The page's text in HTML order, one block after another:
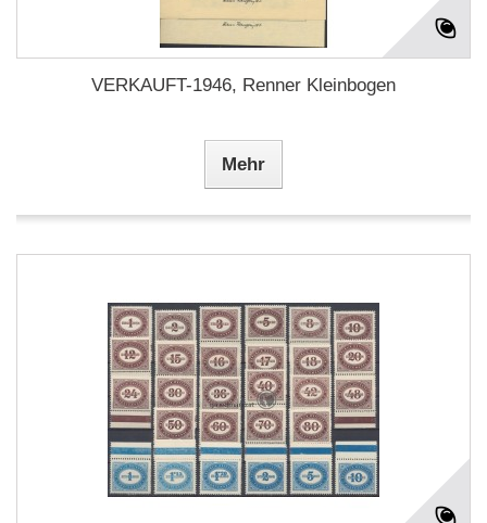
VERKAUFT-1946, Renner Kleinbogen
Mehr